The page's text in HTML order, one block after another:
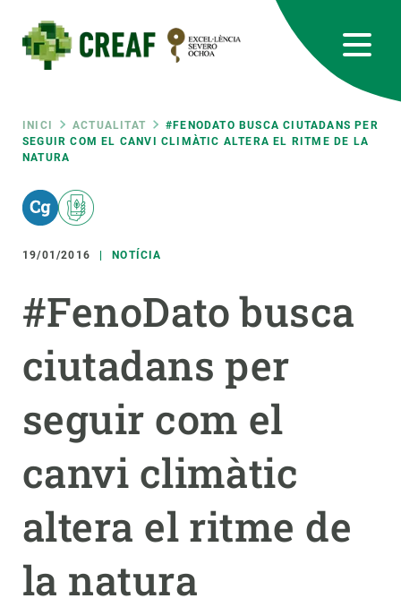
contingut
Fil
d'ariadna
INICI ACTUALITAT
#FENODATO BUSCA CIUTADANS PER
SEGUIR COM EL CANVI CLIMÀTIC ALTERA EL RITME DE LA
NATURA
19/01/2016 NOTÍCIA
#FenoDato busca
ciutadans per
seguir com el
canvi climàtic
altera el ritme de
la natura
RRSS
Featured
responsive
Responsive
menu
RECERCA
CIÈNCIA EN ACCIÓ
PARTICIPA
NOTÍCIES I AGENDA